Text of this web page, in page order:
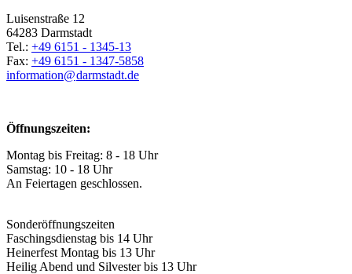
Luisenstraße 12
64283 Darmstadt
Tel.: +49 6151 - 1345-13
Fax: +49 6151 - 1347-5858
information@darmstadt.de
Öffnungszeiten:
Montag bis Freitag: 8 - 18 Uhr
Samstag: 10 - 18 Uhr
An Feiertagen geschlossen.
Sonderöffnungszeiten
Faschingsdienstag bis 14 Uhr
Heinerfest Montag bis 13 Uhr
Heilig Abend und Silvester bis 13 Uhr